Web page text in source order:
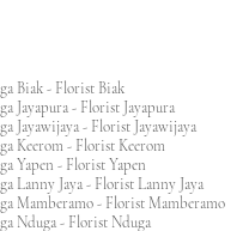
Biak - Florist Biak
Jayapura - Florist Jayapura
Jayawijaya - Florist Jayawijaya
Keerom - Florist Keerom
Yapen - Florist Yapen
Lanny Jaya - Florist Lanny Jaya
Mamberamo - Florist Mamberamo
Nduga - Florist Nduga